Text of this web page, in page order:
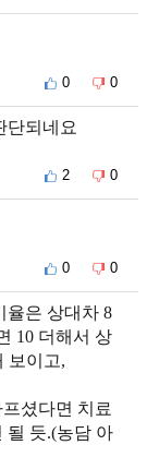
0 0
단되네요
2 0
0 0
율은 상대차 8
10 더해서 상
보이고,
셨다면 치료
될 듯.(농담 아